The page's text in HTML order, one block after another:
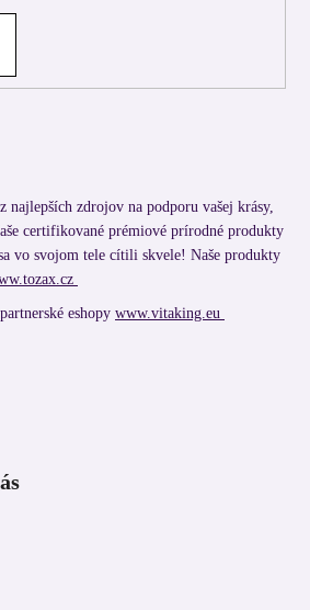
najlepších zdrojov na podporu vašej krásy,
certifikované prémiové prírodné produkty
vo svojom tele cítili skvele! Naše produkty
eshopy www.vitaking.eu